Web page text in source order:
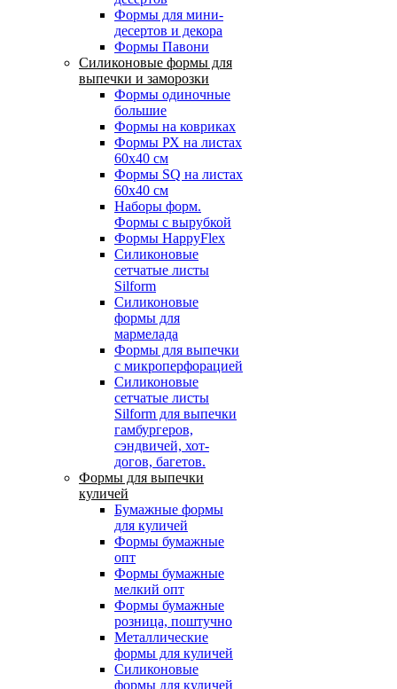
Формы для мини-
десертов и декора
Формы Павони
Силиконовые формы для
выпечки и заморозки
Формы одиночные
большие
Формы на ковриках
Формы РХ на листах
60х40 см
Формы SQ на листах
60х40 см
Наборы форм.
Формы с вырубкой
Формы HappyFlex
Силиконовые
сетчатые листы
Silform
Силиконовые
формы для
мармелада
Формы для выпечки
с микроперфорацией
Силиконовые
сетчатые листы
Silform для выпечки
гамбургеров,
сэндвичей, хот-
догов, багетов.
Формы для выпечки
куличей
Бумажные формы
для куличей
Формы бумажные
опт
Формы бумажные
мелкий опт
Формы бумажные
розница, поштучно
Металлические
формы для куличей
Силиконовые
формы для куличей